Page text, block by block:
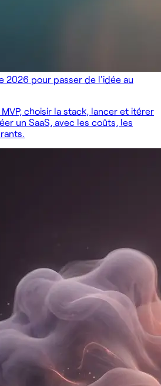
2026 pour passer de l'idée au
choisir la stack, lancer et itérer
un SaaS, avec les coûts, les